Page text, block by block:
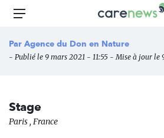
Aller
principal
Carenews,
média
des
Menu
Par Agence du Don en Nature
- Publié le 9 mars 2021 - 11:55 - Mise à jour le
Stage
Paris , France